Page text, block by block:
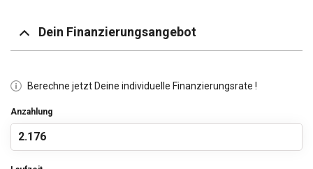
Dein Finanzierungsangebot
Berechne jetzt Deine individuelle Finanzierungsrate !
Anzahlung